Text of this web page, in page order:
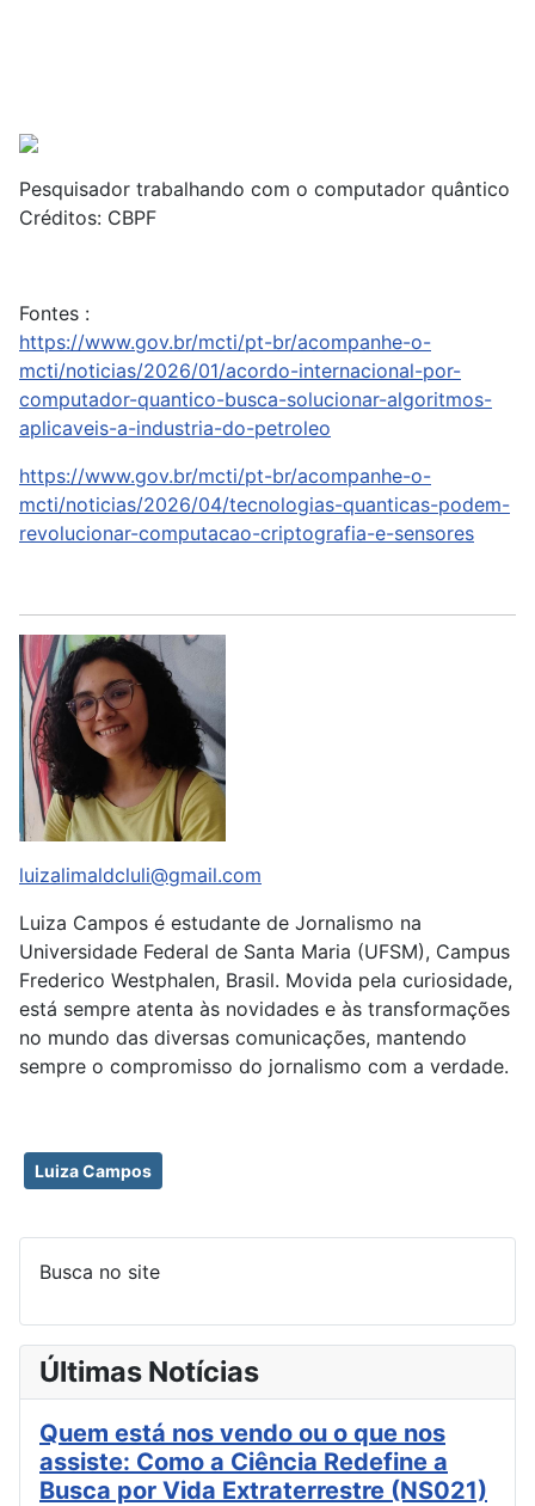
Pesquisador trabalhando com o computador quântico
Créditos: CBPF
Fontes :
https://www.gov.br/mcti/pt-br/acompanhe-o-
mcti/noticias/2026/01/acordo-internacional-por-
computador-quantico-busca-solucionar-algoritmos-
aplicaveis-a-industria-do-petroleo
https://www.gov.br/mcti/pt-br/acompanhe-o-
mcti/noticias/2026/04/tecnologias-quanticas-podem-
revolucionar-computacao-criptografia-e-sensores
luizalimaldcluli@gmail.com
Luiza Campos é estudante de Jornalismo na
Universidade Federal de Santa Maria (UFSM), Campus
Frederico Westphalen, Brasil. Movida pela curiosidade,
está sempre atenta às novidades e às transformações
no mundo das diversas comunicações, mantendo
sempre o compromisso do jornalismo com a verdade.
Luiza Campos
Busca no site
Últimas Notícias
Quem está nos vendo ou o que nos
assiste: Como a Ciência Redefine a
Busca por Vida Extraterrestre (NS021)